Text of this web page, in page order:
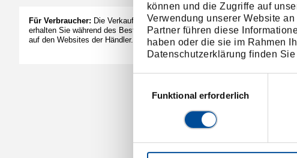
können und die Zugriffe auf
Verwendung unserer Website
Partner führen diese
haben oder die sie im Rahmen
Datenschutzerklärung finden Sie
Funktional erforderlich
Für Verbraucher: Die Verkaufspreise der Händler
erhalten Sie während des Bestellvorgangs bzw.
auf den Websites der Händler.